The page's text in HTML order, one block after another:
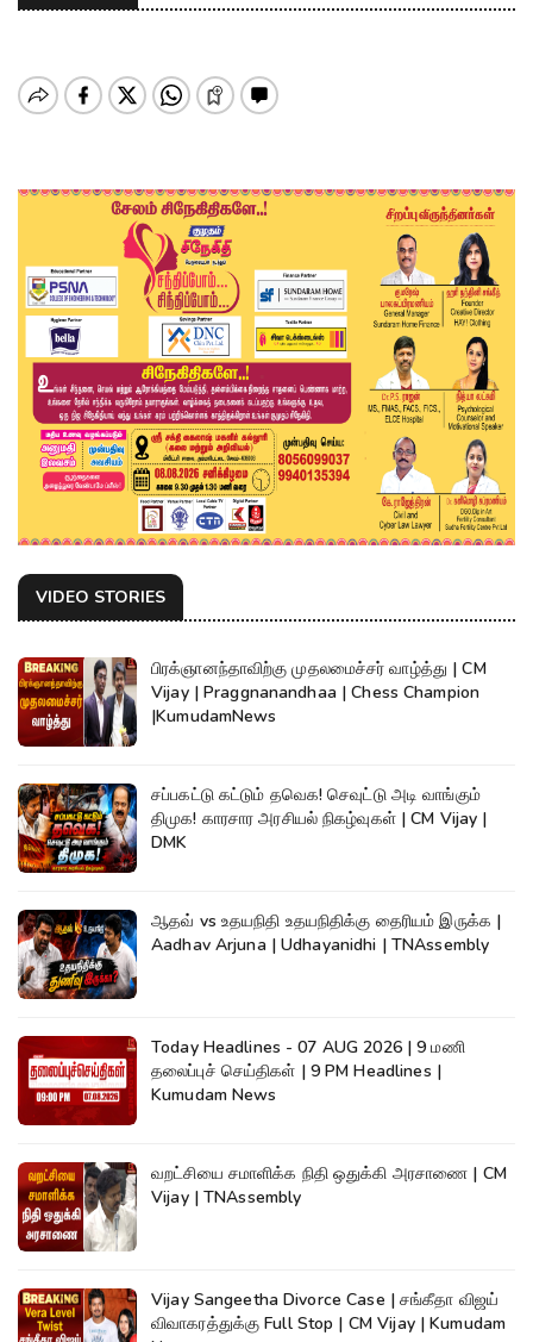
VIDEO STORIES
பிரக்ஞானந்தாவிற்கு முதலமைச்சர் வாழ்த்து | CM
Vijay | Praggnanandhaa | Chess Champion
|KumudamNews
சப்பகட்டு கட்டும் தவெக! செவுட்டு அடி வாங்கும்
திமுக! காரசார அரசியல் நிகழ்வுகள் | CM Vijay |
DMK
ஆதவ் vs உதயநிதி உதயநிதிக்கு தைரியம் இருக்க |
Aadhav Arjuna | Udhayanidhi | TNAssembly
Today Headlines - 07 AUG 2026 | 9 மணி
தலைப்புச் செய்திகள் | 9 PM Headlines |
Kumudam News
வறட்சியை சமாளிக்க நிதி ஒதுக்கி அரசாணை | CM
Vijay | TNAssembly
Vijay Sangeetha Divorce Case | சங்கீதா விஜய்
விவாகரத்துக்கு Full Stop | CM Vijay | Kumudam